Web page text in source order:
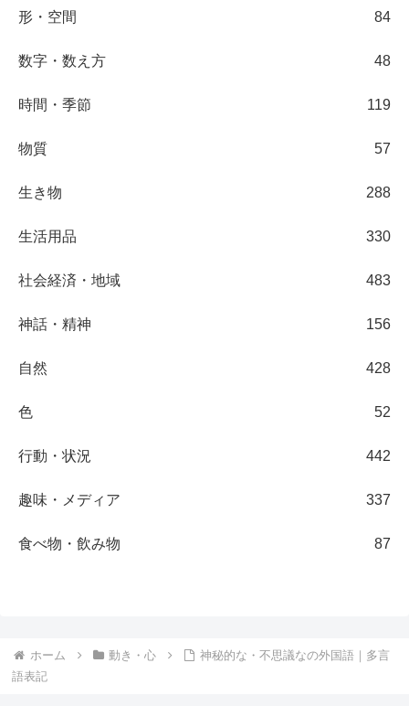
形・空間 84
数字・数え方 48
時間・季節 119
物質 57
生き物 288
生活用品 330
社会経済・地域 483
神話・精神 156
自然 428
色 52
行動・状況 442
趣味・メディア 337
食べ物・飲み物 87
ホーム 動き・心
神秘的な・不思議なの外国語｜多言
語表記